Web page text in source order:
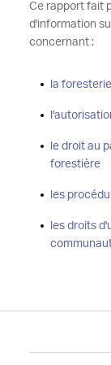
Ce rapport fait
d'information
concernant :
la
le droit au
forestière
les
les droits